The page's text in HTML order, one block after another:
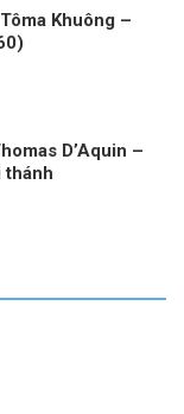
Khuông –
D’Aquin –
thánh